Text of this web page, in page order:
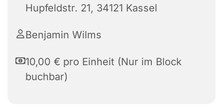
Hupfeldstr. 21, 34121 Kassel
Benjamin Wilms
10,00 € pro Einheit (Nur im Block
buchbar)